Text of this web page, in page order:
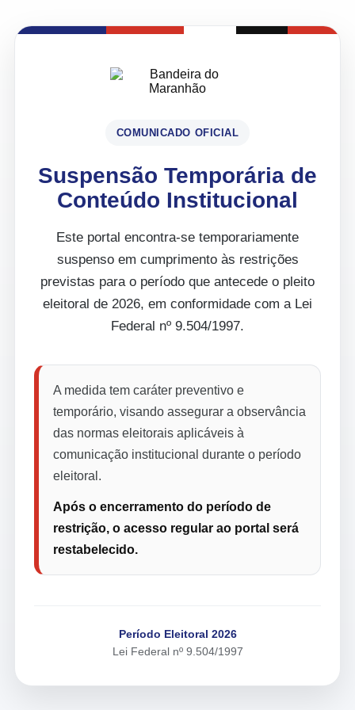
COMUNICADO OFICIAL
Suspensão Temporária de
Conteúdo Institucional
Este portal encontra-se temporariamente
suspenso em cumprimento às restrições
previstas para o período que antecede o pleito
eleitoral de 2026, em conformidade com a Lei
Federal nº 9.504/1997.
A medida tem caráter preventivo e
temporário, visando assegurar a observância
das normas eleitorais aplicáveis à
comunicação institucional durante o período
eleitoral.
Após o encerramento do período de
restrição, o acesso regular ao portal será
restabelecido.
Período Eleitoral 2026
Lei Federal nº 9.504/1997